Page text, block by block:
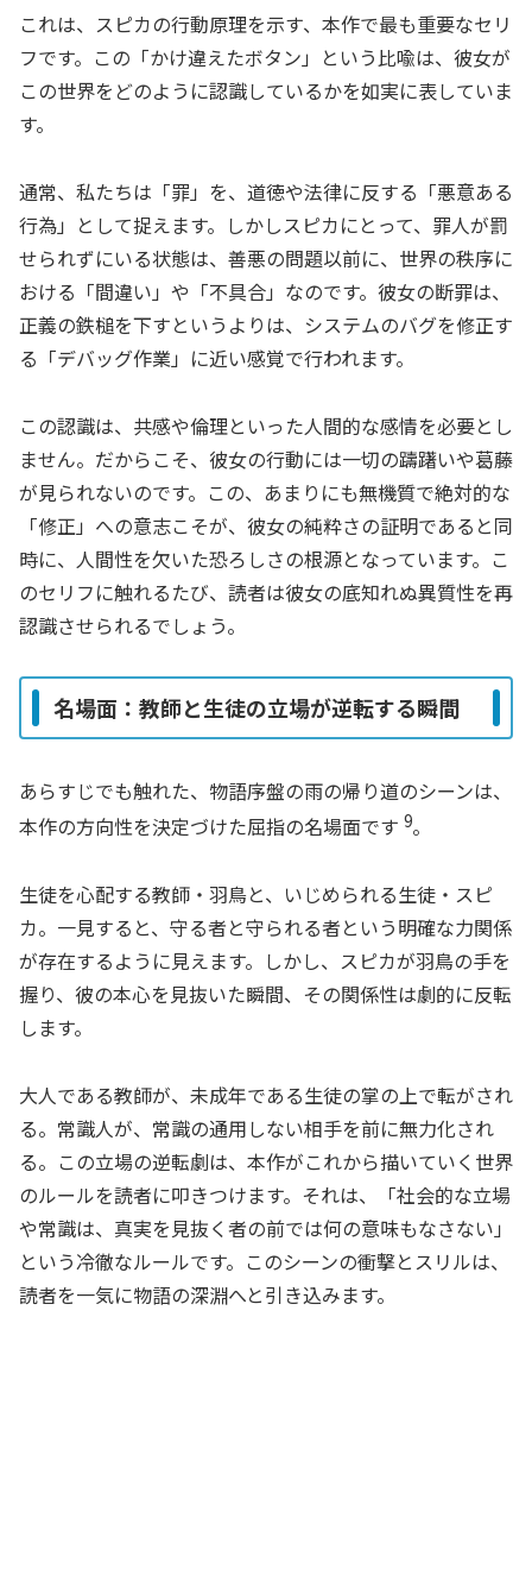
これは、スピカの行動原理を示す、本作で最も重要なセリ
フです。この「かけ違えたボタン」という比喩は、彼女が
この世界をどのように認識しているかを如実に表していま
す。
通常、私たちは「罪」を、道徳や法律に反する「悪意ある
行為」として捉えます。しかしスピカにとって、罪人が罰
せられずにいる状態は、善悪の問題以前に、世界の秩序に
おける「間違い」や「不具合」なのです。彼女の断罪は、
正義の鉄槌を下すというよりは、システムのバグを修正す
る「デバッグ作業」に近い感覚で行われます。
この認識は、共感や倫理といった人間的な感情を必要とし
ません。だからこそ、彼女の行動には一切の躊躇いや葛藤
が見られないのです。この、あまりにも無機質で絶対的な
「修正」への意志こそが、彼女の純粋さの証明であると同
時に、人間性を欠いた恐ろしさの根源となっています。こ
のセリフに触れるたび、読者は彼女の底知れぬ異質性を再
認識させられるでしょう。
名場面：教師と生徒の立場が逆転する瞬間
あらすじでも触れた、物語序盤の雨の帰り道のシーンは、
本作の方向性を決定づけた屈指の名場面です 9。
生徒を心配する教師・羽鳥と、いじめられる生徒・スピ
カ。一見すると、守る者と守られる者という明確な力関係
が存在するように見えます。しかし、スピカが羽鳥の手を
握り、彼の本心を見抜いた瞬間、その関係性は劇的に反転
します。
大人である教師が、未成年である生徒の掌の上で転がされ
る。常識人が、常識の通用しない相手を前に無力化され
る。この立場の逆転劇は、本作がこれから描いていく世界
のルールを読者に叩きつけます。それは、「社会的な立場
や常識は、真実を見抜く者の前では何の意味もなさない」
という冷徹なルールです。このシーンの衝撃とスリルは、
読者を一気に物語の深淵へと引き込みます。